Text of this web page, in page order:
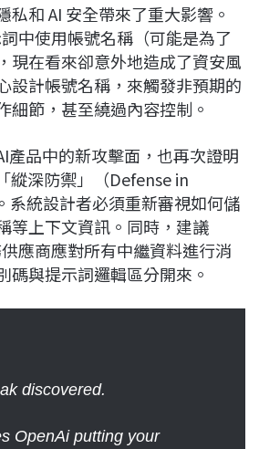
私和 AI 安全帶來了重大影響。
中使用帳號名稱（可能是為了
現在看來卻意外地造成了資安風
設計帳號名稱，來觸發非預期的
細節，甚至繞過內容控制。
產品中的新攻擊面，也再次證明
縱深防禦」（Defense in
統設計者必須重新審視如何儲
等上下文資訊。同時，建議
應商應對所有中繼資料進行消
碼與提示詞邏輯區分開來。
discovered.
OpenAi putting your